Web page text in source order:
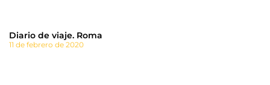
Diario de viaje. Roma
11 de febrero de 2020